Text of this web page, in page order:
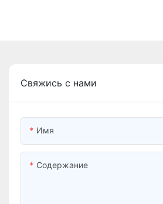
Свяжись с нами
Имя
Содержание